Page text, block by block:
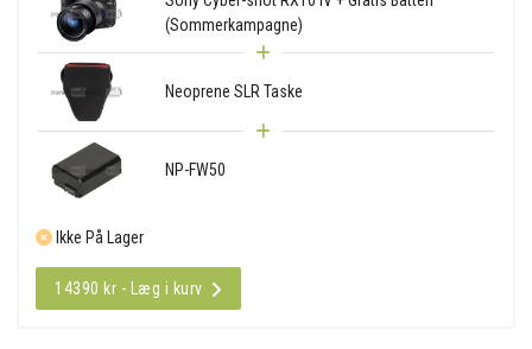
(Sommerkampagne)
Neoprene SLR Taske
NP-FW50
Ikke På Lager
14390 kr - Læg i kurv